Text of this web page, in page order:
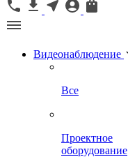
Видеонаблюдение
Все
Проектное
оборудование